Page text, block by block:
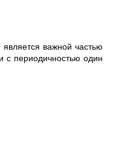
важной частью
с периодичностью один